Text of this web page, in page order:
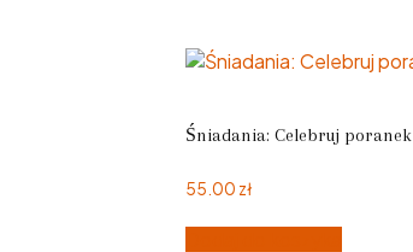
Śniadania: Celebruj poranek
55.00 zł